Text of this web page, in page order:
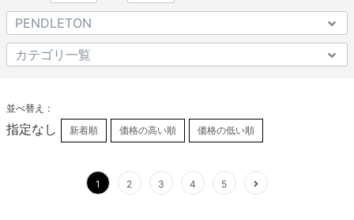
並べ替え：
指定なし 新着順 価格の高い順 価格の低い順
1 2 3 4 5